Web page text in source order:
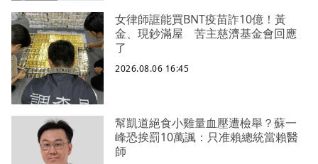
女律師誆能買BNT疫苗詐10億！黃
金、現鈔滿屋 苦主慈濟基金會回應
了
2026.08.06 16:45
幫凱道絕食小雞量血壓遭檢舉？蘇一
峰恐挨罰10萬諷：只准賴總統當賴醫
師